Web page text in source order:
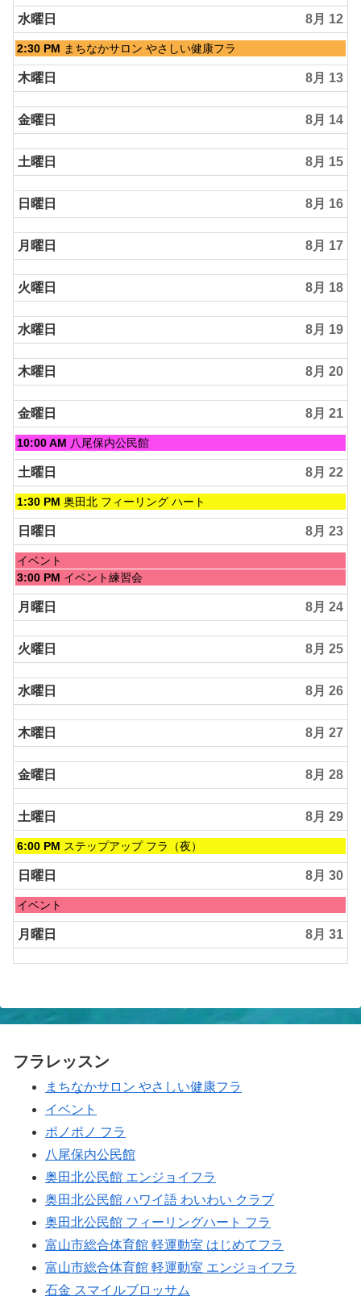
水曜日 8月 12
水
曜
日,
8
月
12th
2026
2:30 PM まちなかサロン やさしい健康フラ
木曜日 8月 13
金曜日 8月 14
土曜日 8月 15
日曜日 8月 16
月曜日 8月 17
火曜日 8月 18
水曜日 8月 19
木曜日 8月 20
金曜日 8月 21
金
曜
日,
8
月
21st
2026
10:00 AM 八尾保内公民館
土曜日 8月 22
土
曜
日,
8
月
22nd
2026
1:30 PM 奥田北 フィーリング ハート
日曜日 8月 23
日
曜
日,
8
月
23rd
2026
イベント
日
曜
日,
8
月
23rd
2026
3:00 PM イベント練習会
月曜日 8月 24
火曜日 8月 25
水曜日 8月 26
木曜日 8月 27
金曜日 8月 28
土曜日 8月 29
土
曜
日,
8
月
29th
2026
6:00 PM ステップアップ フラ（夜）
日曜日 8月 30
日
曜
日,
8
月
イベント
月曜日 8月 31
フラレッスン
まちなかサロン やさしい健康フラ
イベント
ポノポノ フラ
八尾保内公民館
奥田北公民館 エンジョイフラ
奥田北公民館 ハワイ語 わいわい クラブ
奥田北公民館 フィーリングハート フラ
富山市総合体育館 軽運動室 はじめてフラ
富山市総合体育館 軽運動室 エンジョイフラ
石金 スマイルブロッサム